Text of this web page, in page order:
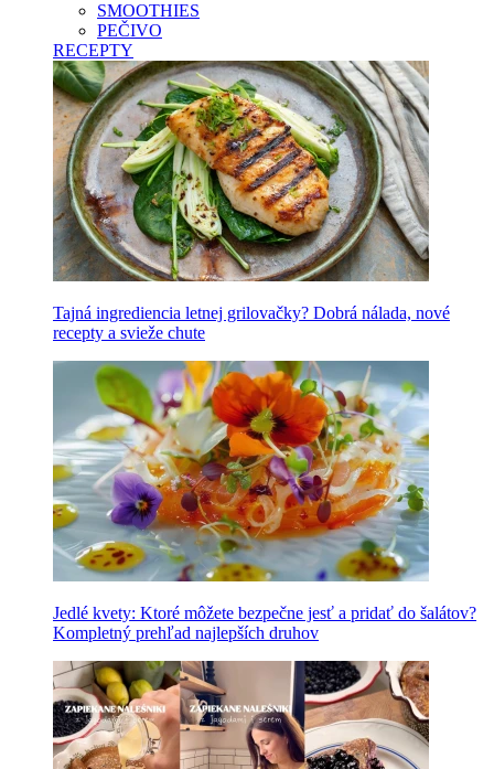
SMOOTHIES
PEČIVO
RECEPTY
Tajná ingrediencia letnej grilovačky? Dobrá nálada, nové
recepty a svieže chute
Jedlé kvety: Ktoré môžete bezpečne jesť a pridať do šalátov?
Kompletný prehľad najlepších druhov